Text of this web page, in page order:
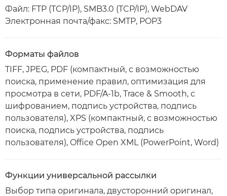
Файл: FTP (TCP/IP), SMB3.0 (TCP/IP), WebDAV
Электронная почта/факс: SMTP, POP3
Форматы файлов
TIFF, JPEG, PDF (компактный, с возможностью
поиска, применение правил, оптимизация для
просмотра в сети, PDF/A-1b, Trace & Smooth, с
шифрованием, подпись устройства, подпись
пользователя), XPS (компактный, с возможностью
поиска, подпись устройства, подпись
пользователя), Office Open XML (PowerPoint, Word)
Функции универсальной рассылки
Выбор типа оригинала, двусторонний оригинал,